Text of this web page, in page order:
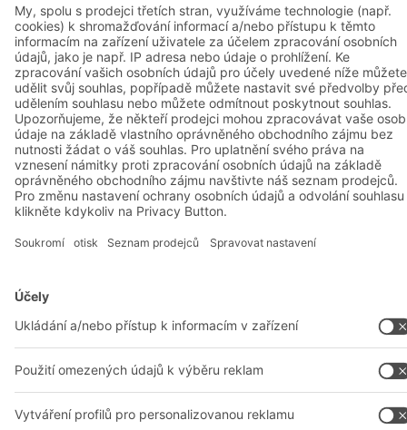
Společnost
O nás
Naše celosvětová síť
Naše závody
Sledujte nás
ABIT OF
YOUR LIFE.
+420 733 643 229
Design & Realizace+ | LOUISINTERNET
Tato nabídka je určena pro průmysl, řemesla, obchod a profese